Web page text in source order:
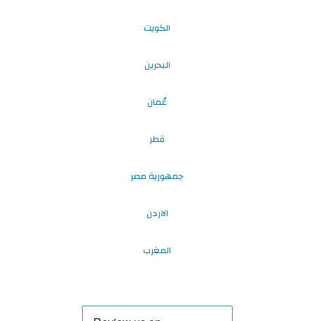
الكويت
البحرين
عُمان
قطر
جمهورية مصر
الاردن
المغرب